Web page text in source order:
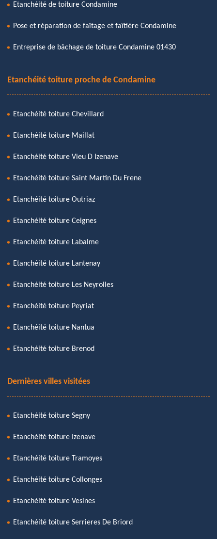
Etanchéité de toiture Condamine
Pose et réparation de faîtage et faîtière Condamine
Entreprise de bâchage de toiture Condamine 01430
Etanchéité toiture proche de Condamine
Etanchéité toiture Chevillard
Etanchéité toiture Maillat
Etanchéité toiture Vieu D Izenave
Etanchéité toiture Saint Martin Du Frene
Etanchéité toiture Outriaz
Etanchéité toiture Ceignes
Etanchéité toiture Labalme
Etanchéité toiture Lantenay
Etanchéité toiture Les Neyrolles
Etanchéité toiture Peyriat
Etanchéité toiture Nantua
Etanchéité toiture Brenod
Dernières villes visitées
Etanchéité toiture Segny
Etanchéité toiture Izenave
Etanchéité toiture Tramoyes
Etanchéité toiture Collonges
Etanchéité toiture Vesines
Etanchéité toiture Serrieres De Briord